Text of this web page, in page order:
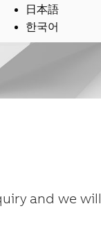
日本語
한국어
and we will